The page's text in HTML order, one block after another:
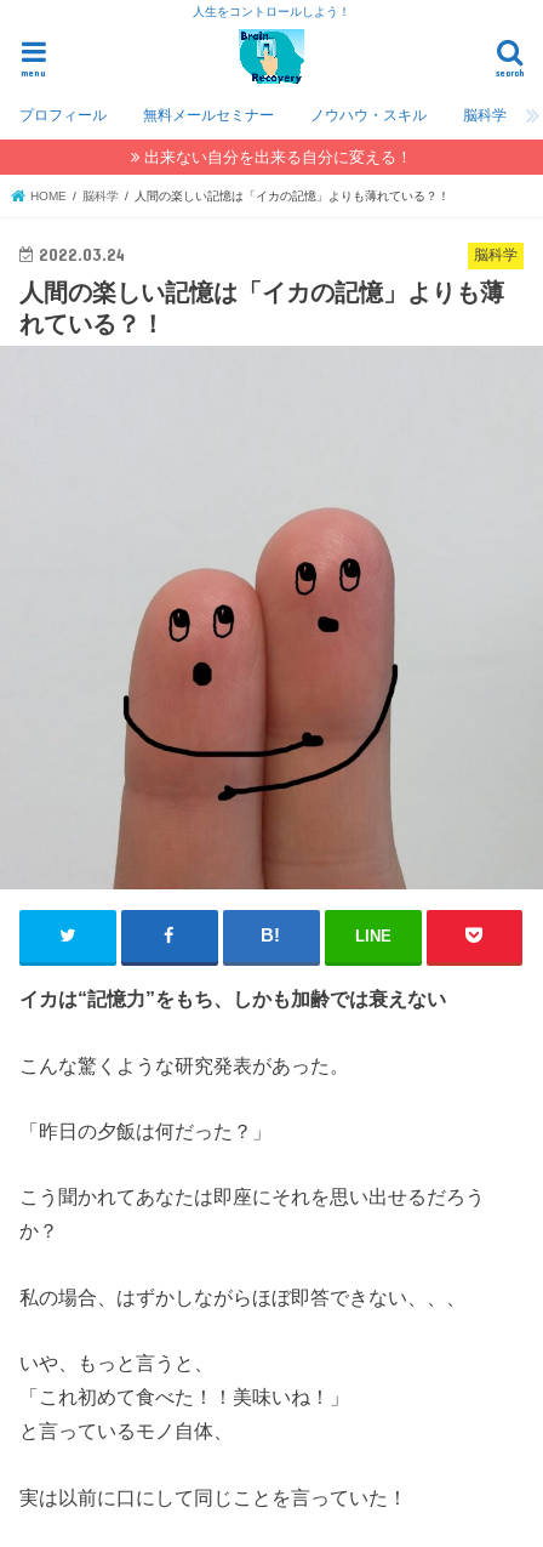
人生をコントロールしよう！
search
menu
プロフィール 無料メールセミナー ノウハウ・スキル 脳科学
出来ない自分を出来る自分に変える！
HOME 脳科学 人間の楽しい記憶は「イカの記憶」よりも薄れている？！
脳科学
2022.03.24
人間の楽しい記憶は「イカの記憶」よりも薄
れている？！
LINE
イカは“記憶力”をもち、しかも加齢では衰えない
こんな驚くような研究発表があった。
「昨日の夕飯は何だった？」
こう聞かれてあなたは即座にそれを思い出せるだろう
か？
私の場合、はずかしながらほぼ即答できない、、、
いや、もっと言うと、
「これ初めて食べた！！美味いね！」
と言っているモノ自体、
実は以前に口にして同じことを言っていた！